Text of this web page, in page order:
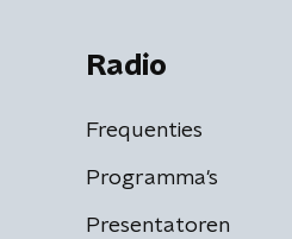
Radio
Frequenties
Programma's
Presentatoren